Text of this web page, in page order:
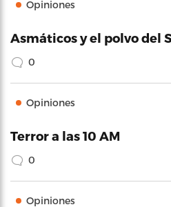
Opiniones
Asmáticos y el polvo del
0
Opiniones
Terror a las 10 AM
0
Opiniones